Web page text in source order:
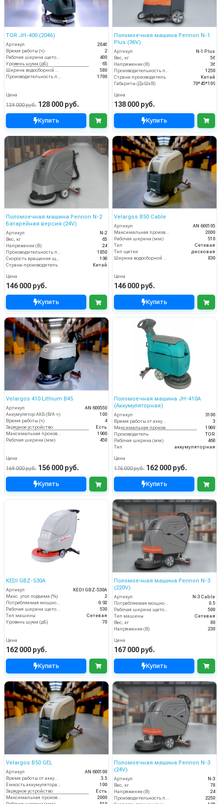
TOR JH-400 (2046)
Артикул
2046
Время работы (ч)
2
400
Уровень шума (дБ)
65
580
1700
Цена
139 000 руб. 128 000 руб.
Купить
Поломоечная машина Pennon N-1
Plus (36V)
Артикул
N-1 Plus
Вес, кг
56
Напряжение (В)
36
1250
Страна-производитель
Китай
Габариты (ДхШхВ)
70*45*109
Цена
138 000 руб.
Купить
Поломоечная машина Pennon N-2
Батарейная версия (24V)
Артикул
N-2
Вес, кг
65
Напряжение (В)
24
Производительность по площади (м2/ч)
1850
Скорость вращения щётки (об/мин)
190
Страна-производитель
Китай
Цена
146 000 руб.
Купить
Velargos B50 Cable
Артикул
AN 600105
Максимальная производительность (кв.м/час)
2000
Рабочая ширина (мм)
510
Тип
Сетевая
Тип щетки
дисковая
Ширина водосборной рейки
830
Цена
146 000 руб.
Купить
Velargos 410 Lithium B45
Артикул
AN 600550
Аккумулятор АКБ (В/А·ч)
100
Время работы (ч)
4
Зарядное устройство
Есть
Максимальная производительность (кв.м/час)
1900
Рабочая ширина (мм)
450
Цена
169 000 руб. 156 000 руб.
Купить
Поломоечная машина JH-410A
(Аккумуляторная)
Артикул
3100
Время работы от аккумуляторов (ч)
3
Максимальная производительность (кв.м/час)
1900
Производитель
TOR
Рабочая ширина (мм)
460
Тип
аккумуляторная
Цена
176 000 руб. 162 000 руб.
Купить
KEDI GBZ-530A
Артикул
KEDI GBZ-530A
Макс. угол подъема (%)
2
0.92
530
Тип машины
Сетевая
Уровень шума (дБ)
70
Цена
162 000 руб.
Купить
Поломоечная машина Pennon N-3
(220V)
Артикул
N-3 Cable
0.5
500
Тип машины
Сетевая
Вес, кг
80
Напряжение (В)
230
Цена
167 000 руб.
Купить
Velargos B50 GEL
Артикул
AN 600100
Время работы от аккумуляторов (ч)
3.5
100
Зарядное устройство
Есть
2000
Поломоечная машина Pennon N-3
(24V)
Артикул
N-3
Вес, кг
78
Напряжение (В)
24
2250